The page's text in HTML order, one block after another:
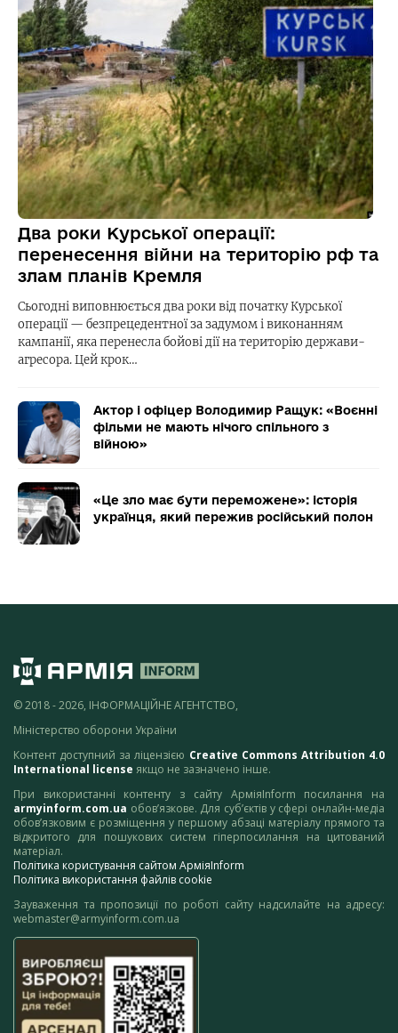
Два роки Курської операції:
перенесення війни на територію рф та
злам планів Кремля
Сьогодні виповнюється два роки від початку Курської
операції — безпрецедентної за задумом і виконанням
кампанії, яка перенесла бойові дії на територію держави-
агресора. Цей крок…
Актор і офіцер Володимир Ращук: «Воєнні
фільми не мають нічого спільного з
війною»
«Це зло має бути переможене»: історія
українця, який пережив російський полон
© 2018 - 2026, ІНФОРМАЦІЙНЕ АГЕНТСТВО,
Міністерство оборони України
Контент доступний за ліцензією Creative Commons Attribution 4.0
International license якщо не зазначено інше.
При використанні контенту з сайту АрміяInform посилання на
armyinform.com.ua обов’язкове. Для суб’єктів у сфері онлайн-медіа
обов’язковим є розміщення у першому абзаці матеріалу прямого та
відкритого для пошукових систем гіперпосилання на цитований
матеріал.
Політика користування сайтом АрміяInform
Політика використання файлів cookie
Зауваження та пропозиції по роботі сайту надсилайте на адресу:
webmaster@armyinform.com.ua